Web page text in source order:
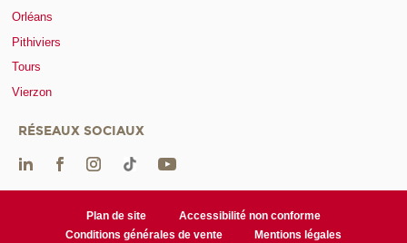
Orléans
Pithiviers
Tours
Vierzon
RÉSEAUX SOCIAUX
Plan de site
Accessibilité non conforme
Conditions générales de vente
Mentions légales